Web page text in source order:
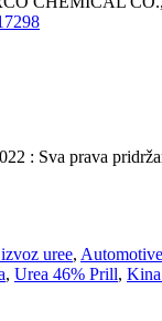
: Sva prava
uree,
, Urea 46% Prill,